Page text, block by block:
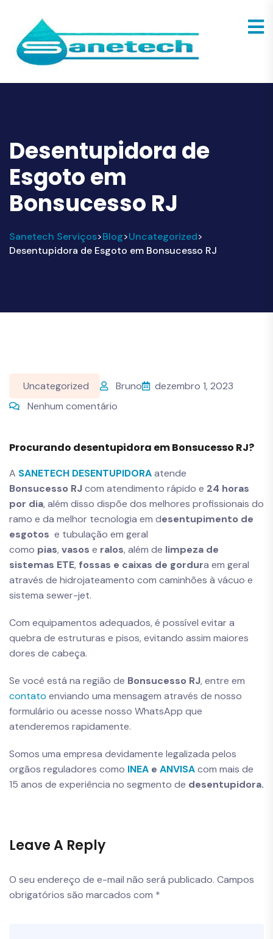
Desentupidora de
Esgoto em
Bonsucesso RJ
Sanetech Serviços>Blog>Uncategorized>
Desentupidora de Esgoto em Bonsucesso RJ
Uncategorized Bruno
dezembro 1, 2023
Nenhum comentário
Procurando desentupidora em Bonsucesso RJ?
A SANETECH DESENTUPIDORAatende
Bonsucesso RJcom atendimento rápido e 24 horas
por dia, além disso dispõe dos melhores profissionais do
ramo e da melhor tecnologia em desentupimento de
esgotos e tubulação em geral
como pias, vasos e ralos, além de limpeza de
sistemas ETE, fossas e caixas de gordura em geral
através de hidrojateamento com caminhões à vácuo e
sistema sewer-jet.
Com equipamentos adequados, é possível evitar a
quebra de estruturas e pisos, evitando assim maiores
dores de cabeça.
Se você está na região de Bonsucesso RJ, entre em
contato enviando uma mensagem através de nosso
formulário ou acesse nosso WhatsApp que
atenderemos rapidamente.
Somos uma empresa devidamente legalizada pelos
orgãos reguladores como INEA e ANVISAcom mais de
15 anos de experiência no segmento de desentupidora.
Leave A Reply
O seu endereço de e-mail não será publicado. Campos
obrigatórios são marcados com *